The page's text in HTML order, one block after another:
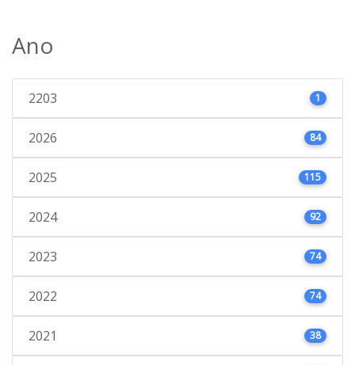
Ano
2203 1
2026 84
2025 115
2024 92
2023 74
2022 74
2021 38